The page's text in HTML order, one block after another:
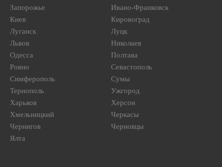
Запорожье
Ивано-Франковск
Киев
Кировоград
Луганск
Луцк
Львов
Николаев
Одесса
Полтава
Ровно
Севастополь
Симферополь
Сумы
Тернополь
Ужгород
Харьков
Херсон
Хмельницкий
Черкасы
Чернигов
Черновцы
Ялта